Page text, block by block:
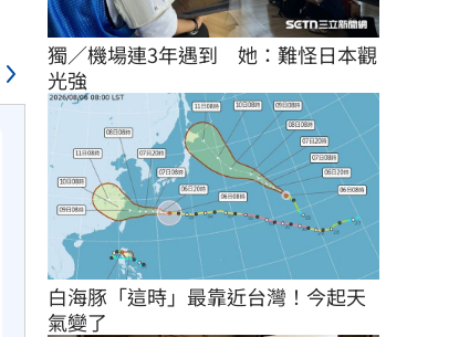
獨／機場連3年遇到　她：難怪日本觀
光強
白海豚「這時」最靠近台灣！今起天
氣變了